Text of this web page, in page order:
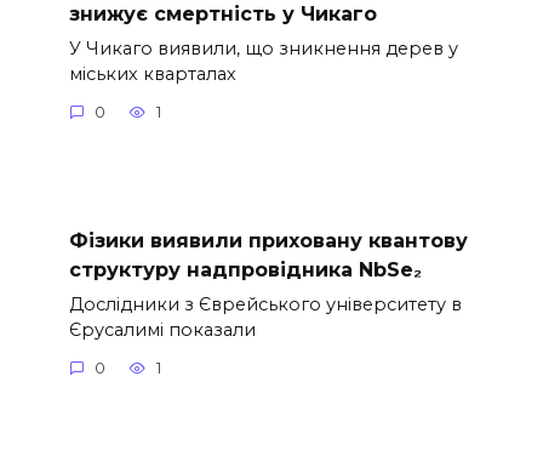
знижує смертність у Чикаго
У Чикаго виявили, що зникнення дерев у
міських кварталах
0 1
Фізики виявили приховану квантову
структуру надпровідника NbSe₂
Дослідники з Єврейського університету в
Єрусалимі показали
0 1